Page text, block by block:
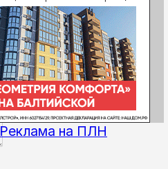
Реклама на ПЛН